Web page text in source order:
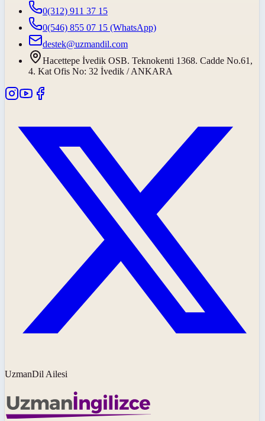
0(312) 911 37 15
0(546) 855 07 15 (WhatsApp)
destek@uzmandil.com
Hacettepe İvedik OSB. Teknokenti 1368. Cadde No.61,
4. Kat Ofis No: 32 İvedik / ANKARA
UzmanDil Ailesi